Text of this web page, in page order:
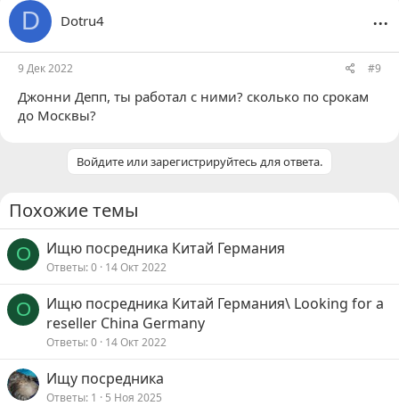
D Dotru4 ...
9 Дек 2022 #9
Джонни Депп, ты работал с ними? сколько по срокам
до Москвы?
Войдите или зарегистрируйтесь для ответа.
Похожие темы
O Ищю посредника Китай Германия
Ответы 0 14 Окт 2022
O
Ищю посредника Китай Германия\ Looking for a
reseller China Germany
Ответы 0 14 Окт 2022
Ищу посредника
Ответы 1 5 Ноя 2025